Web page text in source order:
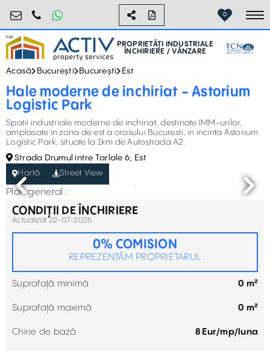
industrial@activpropertyservices.ro
0755.795.795 0
PROPRIETĂȚI INDUSTRIALE
ÎNCHIRIERE / VÂNZARE
Acasă București București Est
Hale moderne de inchiriat - Astorium
Logistic Park
Spatii industriale moderne de inchiriat, destinate IMM-urilor,
amplasate in zona de est a orasului Bucuresti, in incinta Astorium
Logistic Park, situate la 1km de Autostrada A2.
Strada Drumul intre Tarlale 6, Est
Hartă
Street View
Plan general :
CONDIȚII DE ÎNCHIRIERE
Actualizat 22-07-2025
0% COMISION
REPREZENTĂM PROPRIETARUL
Suprafață minimă 0 m²
Suprafață maximă 0 m²
Chirie de bază 8 Eur/mp/luna